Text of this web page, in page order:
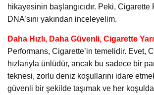
hikayesinin başlangıcıdır. Peki, Cigarette
DNA’sını yakından inceleyelim.
Daha Hızlı, Daha Güvenli, Cigarette
Performans, Cigarette’in temelidir. Evet,
hızlarıyla ünlüdür, ancak bu sadece bir
teknesi, zorlu deniz koşullarını idare
güvenli bir şekilde taşımak ve her